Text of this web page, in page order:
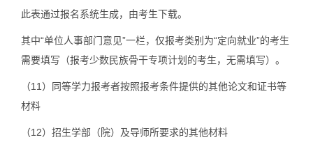
此表通过报名系统生成，由考生下载。
其中“单位人事部门意见”一栏，仅报考类别为“定向就业”的考生
需要填写（报考少数民族骨干专项计划的考生，无需填写）。
（11）同等学力报考者按照报考条件提供的其他论文和证书等
材料
（12）招生学部（院）及导师所要求的其他材料